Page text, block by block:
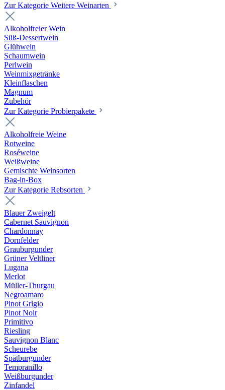
Zur Kategorie Weitere Weinarten
Alkoholfreier Wein
Süß-Dessertwein
Glühwein
Schaumwein
Perlwein
Weinmixgetränke
Kleinflaschen
Magnum
Zubehör
Zur Kategorie Probierpakete
Alkoholfreie Weine
Rotweine
Roséweine
Weißweine
Gemischte Weinsorten
Bag-in-Box
Zur Kategorie Rebsorten
Blauer Zweigelt
Cabernet Sauvignon
Chardonnay
Dornfelder
Grauburgunder
Grüner Veltliner
Lugana
Merlot
Müller-Thurgau
Negroamaro
Pinot Grigio
Pinot Noir
Primitivo
Riesling
Sauvignon Blanc
Scheurebe
Spätburgunder
Tempranillo
Weißburgunder
Zinfandel